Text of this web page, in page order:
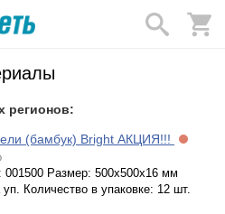
регионов:
(бамбук) Bright АКЦИЯ!!!
001500 Размер: 500x500x16 мм
уп. Количество в упаковке: 12 шт.